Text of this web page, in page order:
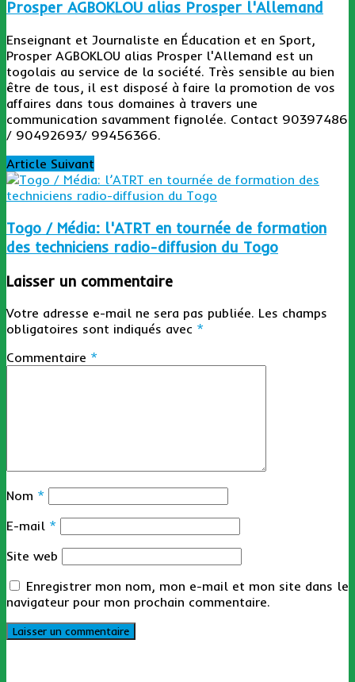
Prosper AGBOKLOU alias Prosper l'Allemand
Enseignant et Journaliste en Éducation et en Sport,
Prosper AGBOKLOU alias Prosper l'Allemand est un
togolais au service de la société. Très sensible au bien
être de tous, il est disposé à faire la promotion de vos
affaires dans tous domaines à travers une
communication savamment fignolée. Contact 90397486
/ 90492693/ 99456366.
Article Suivant
Togo / Média: l'ATRT en tournée de formation
des techniciens radio-diffusion du Togo
Laisser un commentaire
Votre adresse e-mail ne sera pas publiée. Les champs
obligatoires sont indiqués avec *
Commentaire *
Nom *
E-mail *
Site web
Enregistrer mon nom, mon e-mail et mon site dans le
navigateur pour mon prochain commentaire.